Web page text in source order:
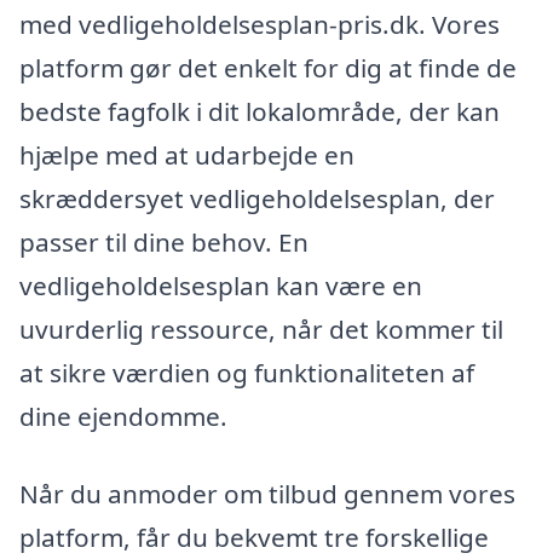
med vedligeholdelsesplan-pris.dk. Vores
platform gør det enkelt for dig at finde de
bedste fagfolk i dit lokalområde, der kan
hjælpe med at udarbejde en
skræddersyet vedligeholdelsesplan, der
passer til dine behov. En
vedligeholdelsesplan kan være en
uvurderlig ressource, når det kommer til
at sikre værdien og funktionaliteten af
dine ejendomme.
Når du anmoder om tilbud gennem vores
platform, får du bekvemt tre forskellige